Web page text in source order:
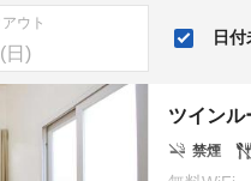
ウト
日付
ツインル
禁煙